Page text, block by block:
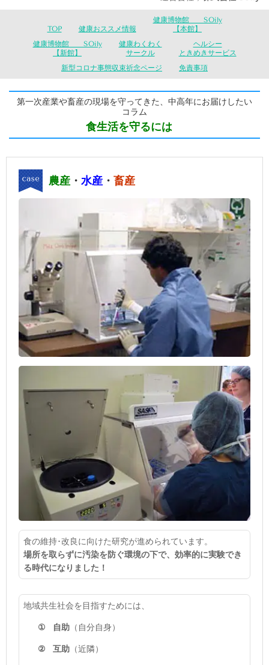
TOP 健康おススメ情報
健康博物館 SOily
【本館】
健康博物館 SOily
【新館】
健康わくわく
サークル
ヘルシー
ときめきサービス
新型コロナ事態収束祈念ページ
免責事項
第一次産業や畜産の現場を守ってきた、中高年にお届けしたい
コラム
食生活を守るには
農産 ・ 水産 ・ 畜産
食の維持･改良に向けた研究が進められています。
場所を取らずに汚染を防ぐ環境の下で、効率的に実験でき
る時代になりました！
地域共生社会を目指すためには、
① 自助 （自分自身）
② 互助 （近隣）